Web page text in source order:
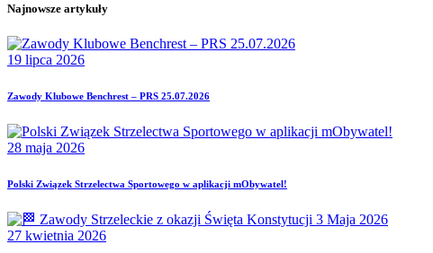
Najnowsze artykuły
19 lipca 2026
Zawody Klubowe Benchrest – PRS 25.07.2026
28 maja 2026
Polski Związek Strzelectwa Sportowego w aplikacji mObywatel!
27 kwietnia 2026